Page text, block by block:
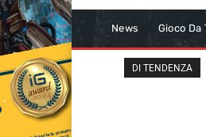
News Gioco Da
DI TENDENZA